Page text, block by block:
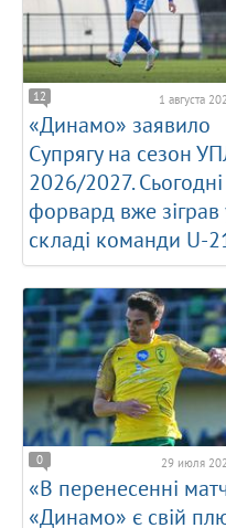
12 1 августа
«Динамо» заявило
Супрягу на сезон
2026/2027. Сьогодні
форвард вже зіграв
складі команди U-
0 29 июля
«В перенесенні
«Динамо» є свій